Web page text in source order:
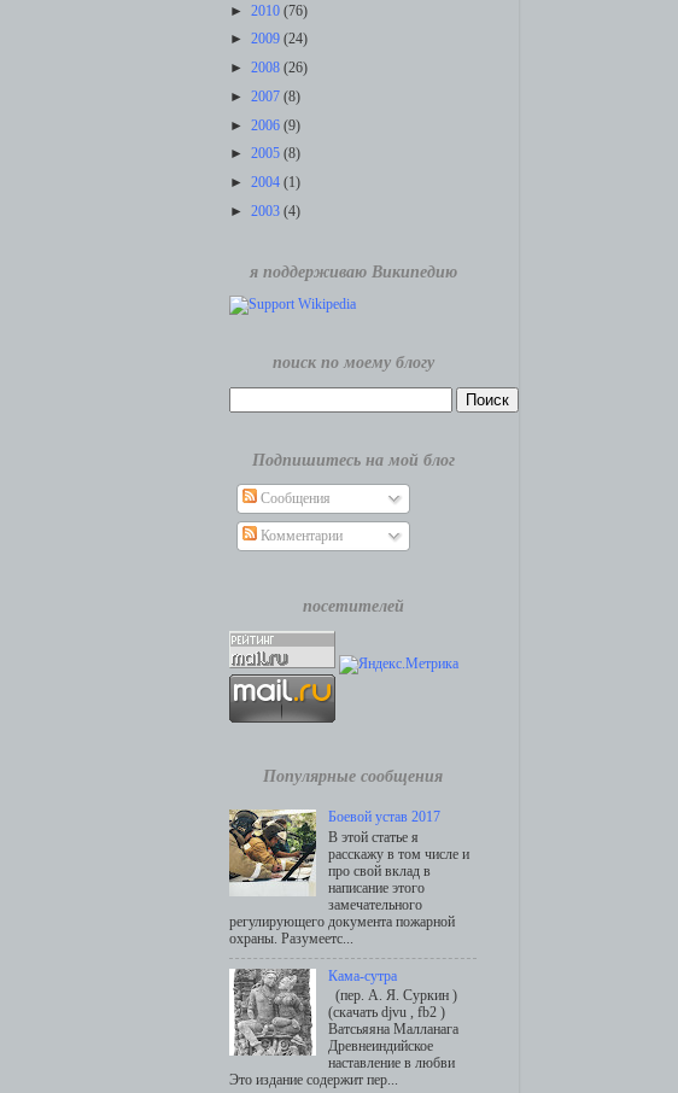
► 2010 (76)
► 2009 (24)
► 2008 (26)
► 2007 (8)
► 2006 (9)
► 2005 (8)
► 2004 (1)
► 2003 (4)
я поддерживаю Википедию
поиск по моему блогу
Подпишитесь на мой блог
Сообщения
Комментарии
посетителей
Популярные сообщения
Боевой устав 2017
В этой статье я
расскажу в том числе и
про свой вклад в
написание этого
замечательного
регулирующего документа пожарной
охраны. Разумеетс...
Кама-сутра
(пер. А. Я. Суркин )
(скачать djvu , fb2 )
Ватсьяяна Малланага
Древнеиндийское
наставление в любви
Это издание содержит пер...